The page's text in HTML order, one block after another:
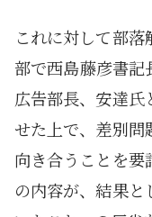
これに対して部
部で西島藤彦書記
広告部長、安達氏
せた上で、差別問
向き合うことを
の内容が、結果